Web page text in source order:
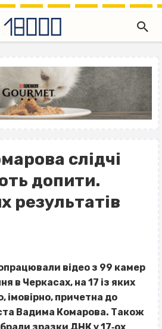
слідчі
допити.
результатів
опрацювали відео з 99 камер
в Черкасах, на 17 із яких
імовірно, причетна до
Вадима Комарова. Також